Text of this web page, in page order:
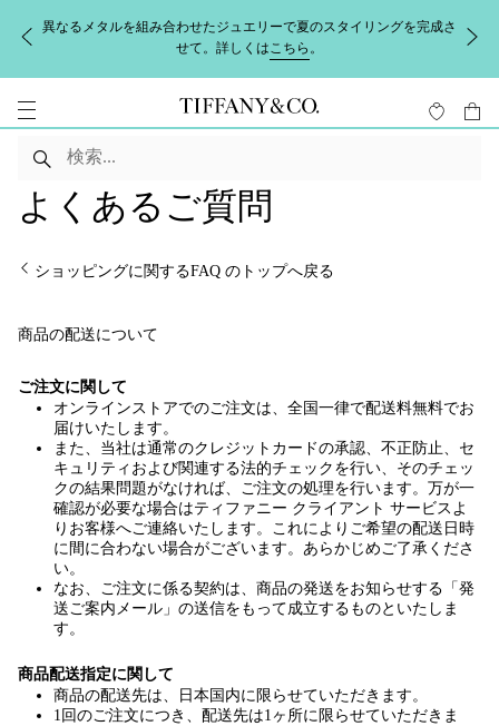
異なるメタルを組み合わせたジュエリーで夏のスタイリングを完成さ
せて。詳しくはこちら 。
よくあるご質問
ショッピングに関するFAQ のトップへ戻る
商品の配送について
ご注文に関して
オンラインストアでのご注文は、全国一律で配送料無料でお
届けいたします。
また、当社は通常のクレジットカードの承認、不正防止、セ
キュリティおよび関連する法的チェックを行い、そのチェッ
クの結果問題がなければ、ご注文の処理を行います。万が一
確認が必要な場合はティファニー クライアント サービスよ
りお客様へご連絡いたします。これによりご希望の配送日時
に間に合わない場合がございます。あらかじめご了承くださ
い。
なお、ご注文に係る契約は、商品の発送をお知らせする「発
送ご案内メール」の送信をもって成立するものといたしま
す。
商品配送指定に関して
商品の配送先は、日本国内に限らせていただきます。
1回のご注文につき、配送先は1ヶ所に限らせていただきま